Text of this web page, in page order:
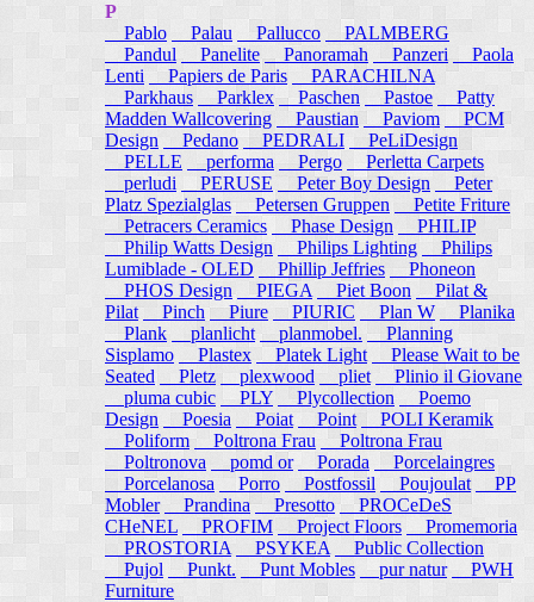
P
Pablo
Palau Pallucco
PALMBERG
Pandul
Panelite Panoramah Panzeri
Paola
Lenti
Papiers de Paris
PARACHILNA
Parkhaus
Parklex Paschen Pastoe
Patty
Madden Wallcovering
Paustian Paviom
PCM
Design
Pedano PEDRALI
PeLiDesign
PELLE
performa Pergo
Perletta Carpets
perludi
PERUSE Peter Boy Design
Peter
Platz Spezialglas
Petersen Gruppen
Petite Friture
Petracers Ceramics
Phase Design
PHILIP
Philip Watts Design
Philips Lighting
Philips
Lumiblade - OLED
Phillip Jeffries
Phoneon
PHOS Design
PIEGA Piet Boon
Pilat &
Pilat
Pinch Piure PIURIC Plan W
Planika
Plank
planlicht planmobel. Planning
Sisplamo
Plastex Platek Light
Please Wait to be
Seated
Pletz plexwood pliet
Plinio il Giovane
pluma cubic
PLY Plycollection
Poemo
Design
Poesia Poiat Point
POLI Keramik
Poliform
Poltrona Frau
Poltrona Frau
Poltronova
pomd or Porada
Porcelaingres
Porcelanosa
Porro Postfossil Poujoulat
PP
Mobler
Prandina Presotto
PROCeDeS
CHeNEL
PROFIM Project Floors
Promemoria
PROSTORIA
PSYKEA
Public Collection
Pujol
Punkt. Punt Mobles pur natur
PWH
Furniture